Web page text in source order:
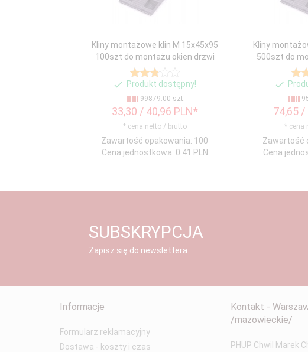
Kliny montażowe klin M 15x45x95
100szt do montażu okien drzwi
Produkt dostępny!
99879.00 szt.
33,30 / 40,96 PLN*
* cena netto / brutto
Zawartość opakowania: 100
Cena jednostkowa: 0.41 PLN
Kliny
500szt do
74,65 /
* cena
Zawartość
Cena
SUBSKRYPCJA
Zapisz się do newslettera:
Informacje
Formularz reklamacyjny
Dostawa - koszty i czas
Kontakt -
/mazowieckie/
PHUP Chwil Marek